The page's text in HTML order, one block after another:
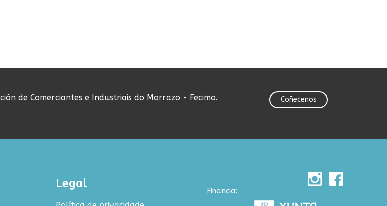
de Comerciantes e Industriais do Morrazo - Fecimo. Coñecenos
Legal
Financia: